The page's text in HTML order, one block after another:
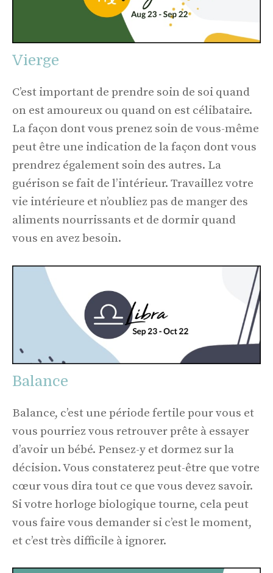
Vierge
C’est important de prendre soin de soi quand
on est amoureux ou quand on est célibataire.
La façon dont vous prenez soin de vous-même
peut être une indication de la façon dont vous
prendrez également soin des autres. La
guérison se fait de l’intérieur. Travaillez votre
vie intérieure et n’oubliez pas de manger des
aliments nourrissants et de dormir quand
vous en avez besoin.
Balance
Balance, c’est une période fertile pour vous et
vous pourriez vous retrouver prête à essayer
d’avoir un bébé. Pensez-y et dormez sur la
décision. Vous constaterez peut-être que votre
cœur vous dira tout ce que vous devez savoir.
Si votre horloge biologique tourne, cela peut
vous faire vous demander si c’est le moment,
et c’est très difficile à ignorer.